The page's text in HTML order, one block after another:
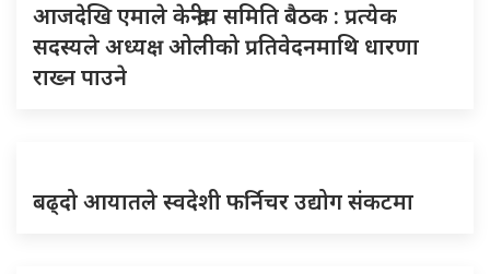
आजदेखि एमाले केन्द्रीय समिति बैठक : प्रत्येक
सदस्यले अध्यक्ष ओलीको प्रतिवेदनमाथि धारणा
राख्न पाउने
बढ्दो आयातले स्वदेशी फर्निचर उद्योग संकटमा